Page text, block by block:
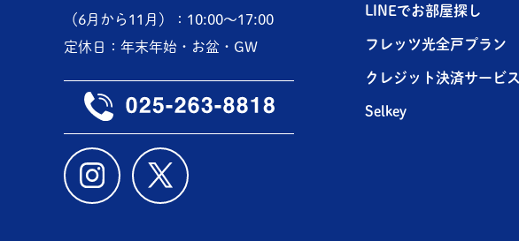
（6月から11月）：10:00～17:00
定休日：年末年始・お盆・GW
LINEでお部屋探し
フレッツ光全戸プラン
クレジット決済サービス
Selkey